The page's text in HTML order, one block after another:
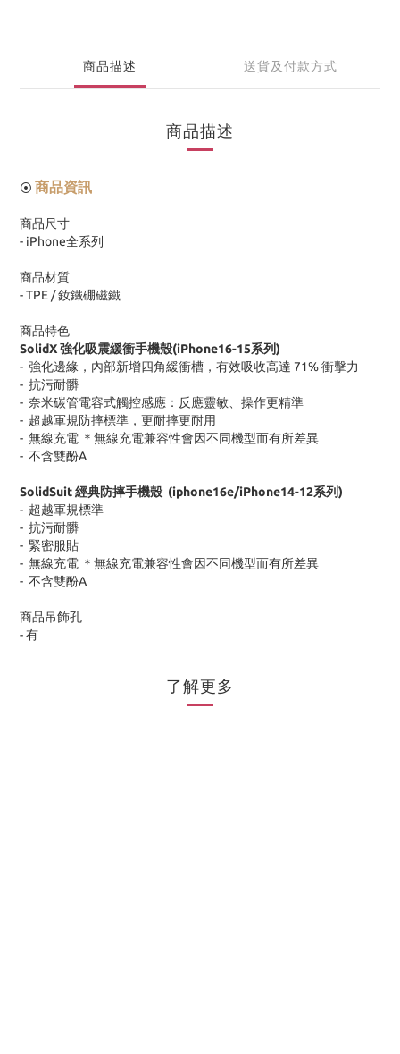
商品描述 送貨及付款方式
商品描述
⦿ 商品資訊
商品尺寸
- iPhone全系列
商品材質
- TPE /釹鐵硼磁鐵
商品特色
SolidX強化吸震緩衝手機殼(iPhone16-15系列)
- 強化邊緣，內部新增四角緩衝槽，有效吸收高達 71%衝擊力
- 抗污耐髒
- 奈米碳管電容式觸控感應：反應靈敏、操作更精準
- 超越軍規防摔標準，更耐摔更耐用
- 無線充電 ＊無線充電兼容性會因不同機型而有所差異
- 不含雙酚A
SolidSuit經典防摔手機殼 (iphone16e/iPhone14-12系列)
- 超越軍規標準
- 抗污耐髒
- 緊密服貼
- 無線充電 ＊無線充電兼容性會因不同機型而有所差異
- 不含雙酚A
商品吊飾孔
-有
了解更多